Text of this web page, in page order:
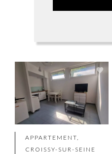
APPARTEMENT,
CROISSY-SUR-SEINE